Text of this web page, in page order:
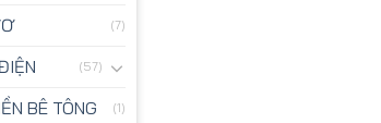
(7)
(57)
BÊ TÔNG (1)